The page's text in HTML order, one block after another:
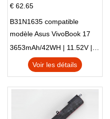
€ 62.65
B31N1635 compatible
modèle Asus VivoBook 17
X705NC X705UA X705UV
X705UN X705UD
3653mAh/42WH | 11.52V | Li-ion ...
Voir les détails